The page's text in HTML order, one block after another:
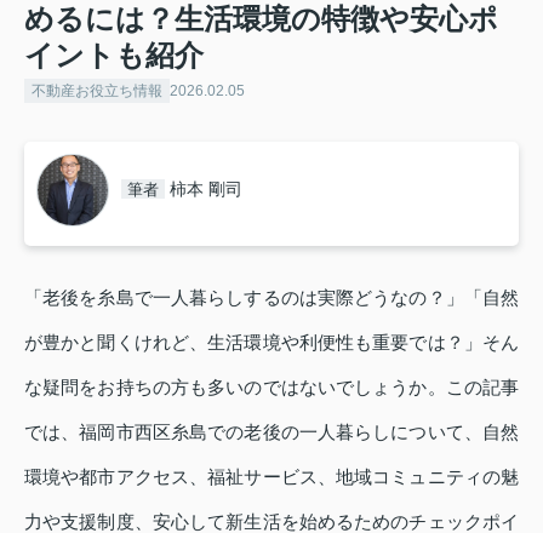
めるには？生活環境の特徴や安心ポ
イントも紹介
不動産お役立ち情報 2026.02.05
筆者 柿本 剛司
「老後を糸島で一人暮らしするのは実際どうなの？」「自然
が豊かと聞くけれど、生活環境や利便性も重要では？」そん
な疑問をお持ちの方も多いのではないでしょうか。この記事
では、福岡市西区糸島での老後の一人暮らしについて、自然
環境や都市アクセス、福祉サービス、地域コミュニティの魅
力や支援制度、安心して新生活を始めるためのチェックポイ